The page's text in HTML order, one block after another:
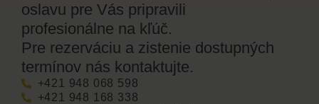
oslavu pre Vás pripravili
profesionálne na kľúč.
Pre rezerváciu a zistenie dostupných
termínov nás kontaktujte.
+421 948 068 598
+421 948 168 338